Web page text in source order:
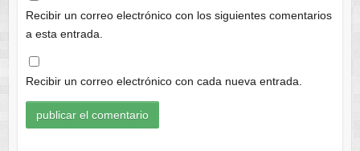
Recibir un correo electrónico con los siguientes comentarios
a esta entrada.
Recibir un correo electrónico con cada nueva entrada.